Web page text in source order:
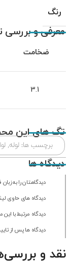
رنگ
معرفی و
ضخامت
3.1
تگ های این
برچسب ها: لوله,
دیدگاه ها
دیدگاهتان را به
دیدگاه های حاوی
دیدگاه مرتبط با
دیدگاه ها پس از
نقد و